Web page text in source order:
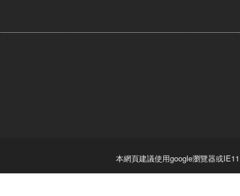
本網頁建議使用google瀏覽器或